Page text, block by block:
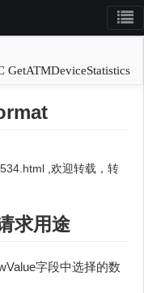
GetATMDeviceStatistics
,欢迎转载，转
求用途
字段中选择的数